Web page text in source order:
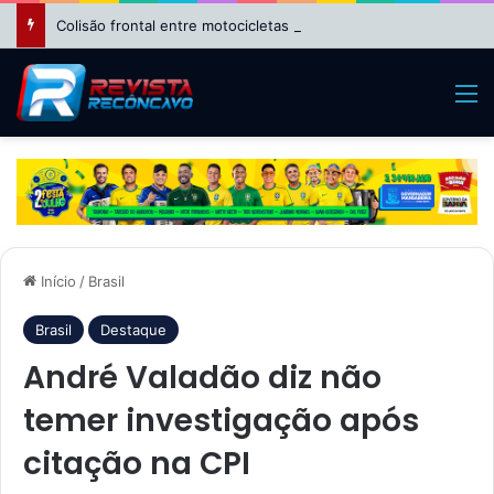
Início / Brasil
Brasil Destaque
André Valadão diz não
temer investigação após
citação na CPI